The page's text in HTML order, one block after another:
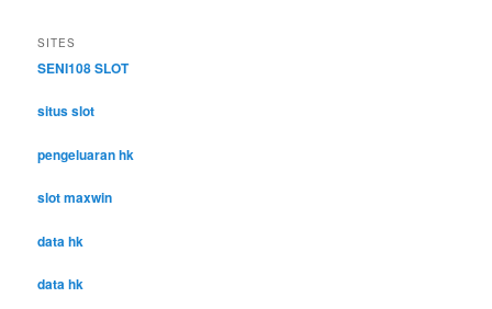
SITES
SENI108 SLOT
situs slot
pengeluaran hk
slot maxwin
data hk
data hk